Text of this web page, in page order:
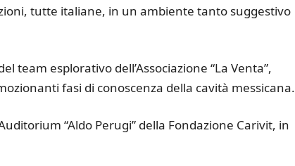
tutte italiane, in un ambiente tanto suggestivo
team esplorativo dell’Associazione “La Venta”,
fasi di conoscenza della cavità messicana.
“Aldo Perugi” della Fondazione Carivit, in